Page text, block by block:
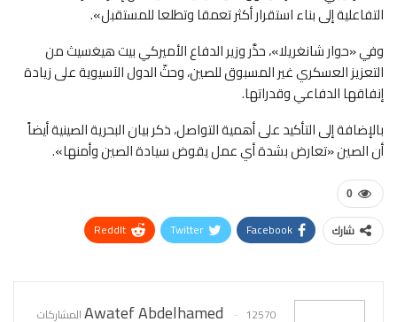
التفاعلية إلى بناء استقرار أكثر تعمقا وتطلعا للمستقبل».
وفي «حوار شانغريلا»، حذَّر وزير الدفاع الأميركي بيت هيغسيث من
التعزيز العسكري غير المسبوق للصين، وحثّ الدول الآسيوية على زيادة
إنفاقها الدفاعي وقدراتها.
بالإضافة إلى التأكيد على أهمية التواصل، ذكر بيان البحرية الصينية أيضاً
أن الصين «تعارض بشدة أي عمل يقوض سيادة الصين وأمنها».
0
شارك Facebook
Twitter
ReddIt
Awatef Abdelhamed 12570 المشاركات